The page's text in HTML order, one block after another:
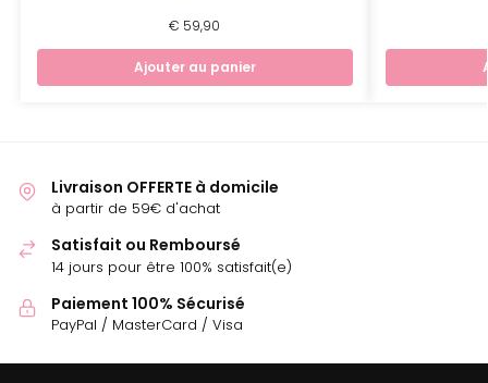
€ 59,90
Ajouter au panier
Livraison OFFERTE à domicile
à partir de 59€ d'achat
Satisfait ou Remboursé
14 jours pour être 100% satisfait(e)
Paiement 100% Sécurisé
PayPal / MasterCard / Visa